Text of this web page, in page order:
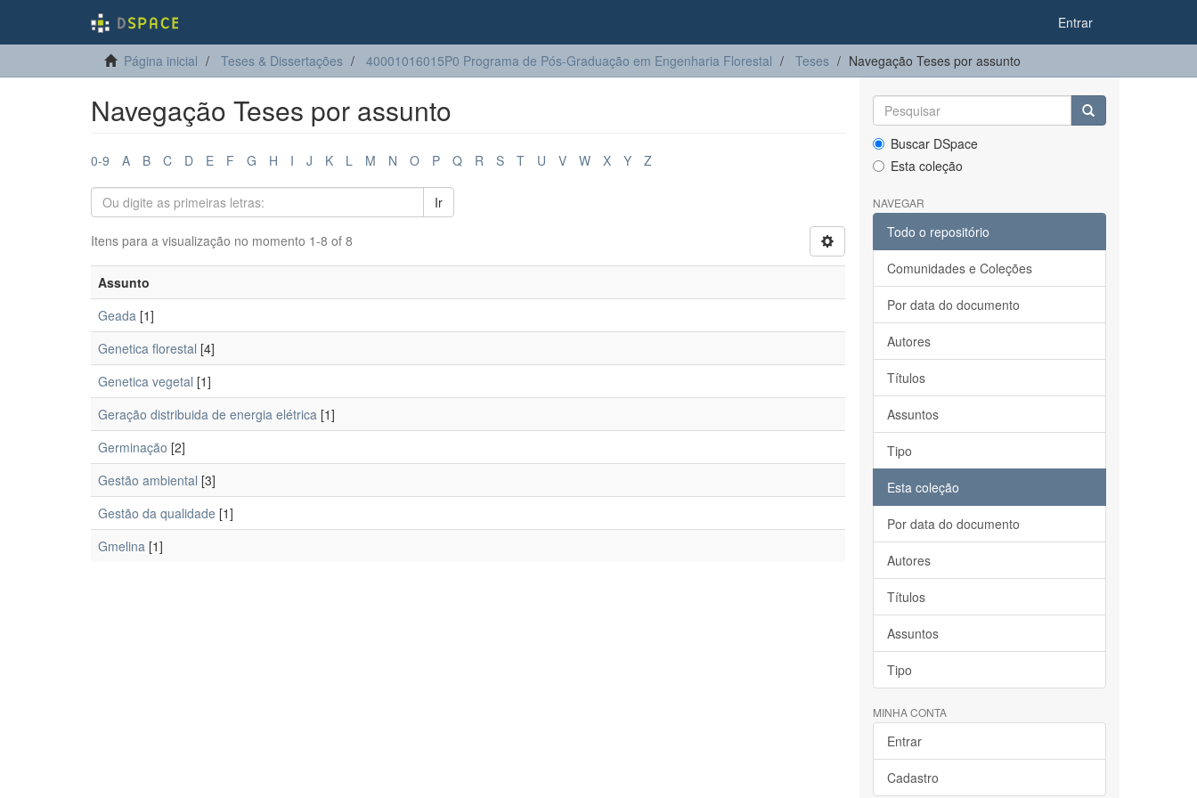
Entrar
Página inicial Teses & Dissertações 40001016015P0 Programa de Pós-Graduação em Engenharia Florestal Teses Navegação Teses por assunto
Navegação Teses por assunto
0-9 A B C D E F G H I J K L M N O P Q R S T U V W X Y Z
Ir
Itens para a visualização no momento 1-8 of 8
Assunto
Geada [1]
Genetica florestal [4]
Genetica vegetal [1]
Geração distribuida de energia elétrica [1]
Germinação [2]
Gestão ambiental [3]
Gestão da qualidade [1]
Gmelina [1]
Buscar DSpace
Esta coleção
NAVEGAR
Todo o repositório
Comunidades e Coleções
Por data do documento
Autores
Títulos
Assuntos
Tipo
Esta coleção
Por data do documento
Autores
Títulos
Assuntos
Tipo
MINHA CONTA
Entrar
Cadastro